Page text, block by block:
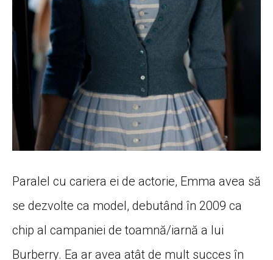
Paralel cu cariera ei de actorie, Emma avea să
se dezvolte ca model, debutând în 2009 ca
chip al campaniei de toamnă/iarnă a lui
Burberry. Ea ar avea atât de mult succes în